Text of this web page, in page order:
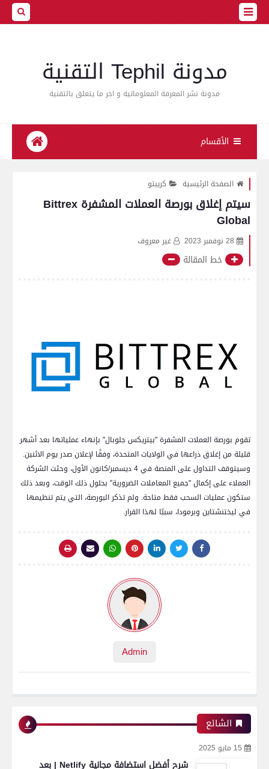
مدونة Tephil التقنية
مدونة نشر المعرفة المعلوماتية و اخر ما يتعلق بالتقنية
الأقسام
الصفحة الرئيسية كريبتو
سيتم إغلاق بورصة العملات المشفرة Bittrex
Global
28 نوفمبر 2023 غير معروف
خط المقالة
تقوم بورصة العملات المشفرة "بيتريكس جلوبال" بإنهاء عملياتها بعد أشهر
قليلة من إغلاق ذراعها في الولايات المتحدة، وفقًا لإعلان صدر يوم الاثنين.
وسيتوقف التداول على المنصة في 4 ديسمبر/كانون الأول، وحثت الشركة
العملاء على إكمال "جميع المعاملات الضرورية" بحلول ذلك الوقت، وبعد ذلك
ستكون عمليات السحب فقط متاحة. ولم تذكر البورصة، التي يتم تنظيمها
في ليختنشتاين وبرمودا، سببًا لهذا القرار.
Admin
الشائع
15 مايو 2025
شرح أفضل استضافة مجانية Netlify | بعد